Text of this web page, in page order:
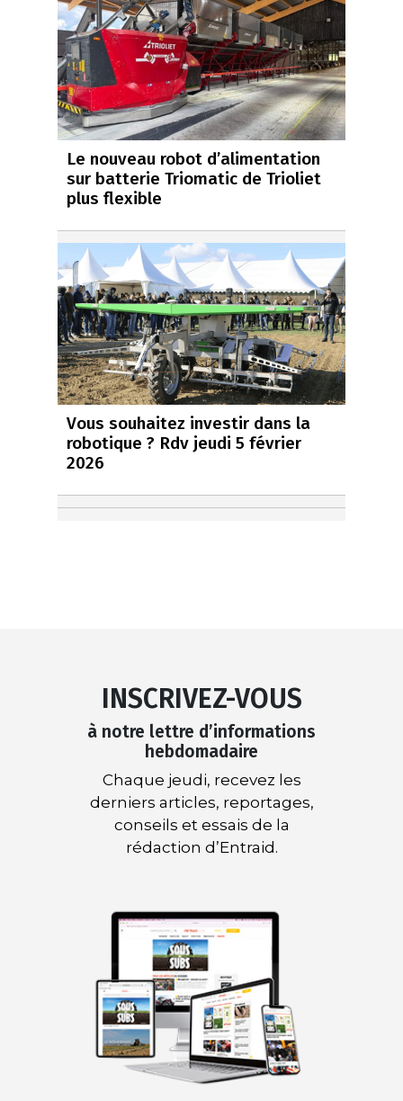
Le nouveau robot d’alimentation
sur batterie Triomatic de Trioliet
plus flexible
Vous souhaitez investir dans la
robotique ? Rdv jeudi 5 février
2026
INSCRIVEZ-VOUS
à notre lettre d’informations
hebdomadaire
Chaque jeudi, recevez les
derniers articles, reportages,
conseils et essais de la
rédaction d’Entraid.